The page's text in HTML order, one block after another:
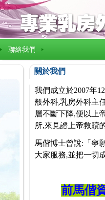
聯絡我們
關於我們
我們成立於2007年
般外科,乳房外科主
層不斷下降,便以上
所,來見證上帝救贖
馬偕博士曾說:「寧
大家服務,並把一切
前馬偕